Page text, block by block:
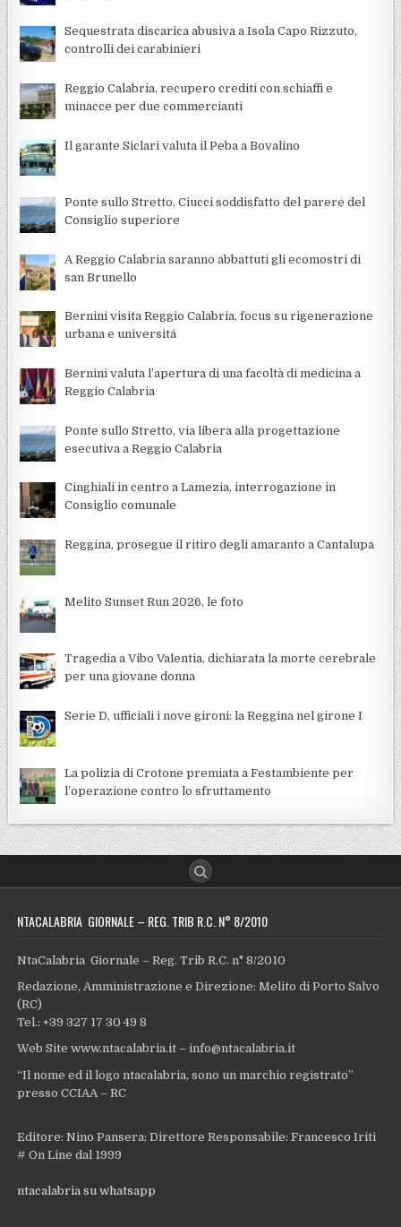
Sequestrata discarica abusiva a Isola Capo Rizzuto,
controlli dei carabinieri
Reggio Calabria, recupero crediti con schiaffi e
minacce per due commercianti
Il garante Siclari valuta il Peba a Bovalino
Ponte sullo Stretto, Ciucci soddisfatto del parere del
Consiglio superiore
A Reggio Calabria saranno abbattuti gli ecomostri di
san Brunello
Bernini visita Reggio Calabria, focus su rigenerazione
urbana e universitá
Bernini valuta l’apertura di una facoltà di medicina a
Reggio Calabria
Ponte sullo Stretto, via libera alla progettazione
esecutiva a Reggio Calabria
Cinghiali in centro a Lamezia, interrogazione in
Consiglio comunale
Reggina, prosegue il ritiro degli amaranto a Cantalupa
Melito Sunset Run 2026, le foto
Tragedia a Vibo Valentia, dichiarata la morte cerebrale
per una giovane donna
Serie D, ufficiali i nove gironi: la Reggina nel girone I
La polizia di Crotone premiata a Festambiente per
l’operazione contro lo sfruttamento
NTACALABRIA GIORNALE – REG. TRIB R.C. N° 8/2010
NtaCalabria Giornale – Reg. Trib R.C. n° 8/2010
Redazione, Amministrazione e Direzione: Melito di Porto Salvo
(RC)
Tel.: +39 327 17 30 49 8
Web Site www.ntacalabria.it – info@ntacalabria.it
“Il nome ed il logo ntacalabria, sono un marchio registrato”
presso CCIAA – RC
Editore: Nino Pansera; Direttore Responsabile: Francesco Iriti
# On Line dal 1999
ntacalabria su whatsapp